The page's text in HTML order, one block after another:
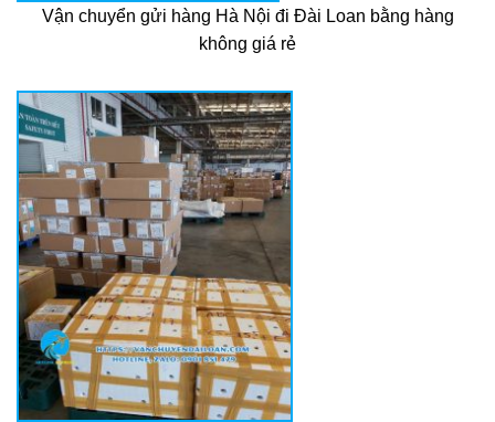
Vận chuyển gửi hàng Hà Nội đi Đài Loan bằng hàng
không giá rẻ